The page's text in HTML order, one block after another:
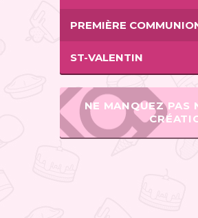
PREMIÈRE
ST-VALENTIN
NE MANQUEZ PAS